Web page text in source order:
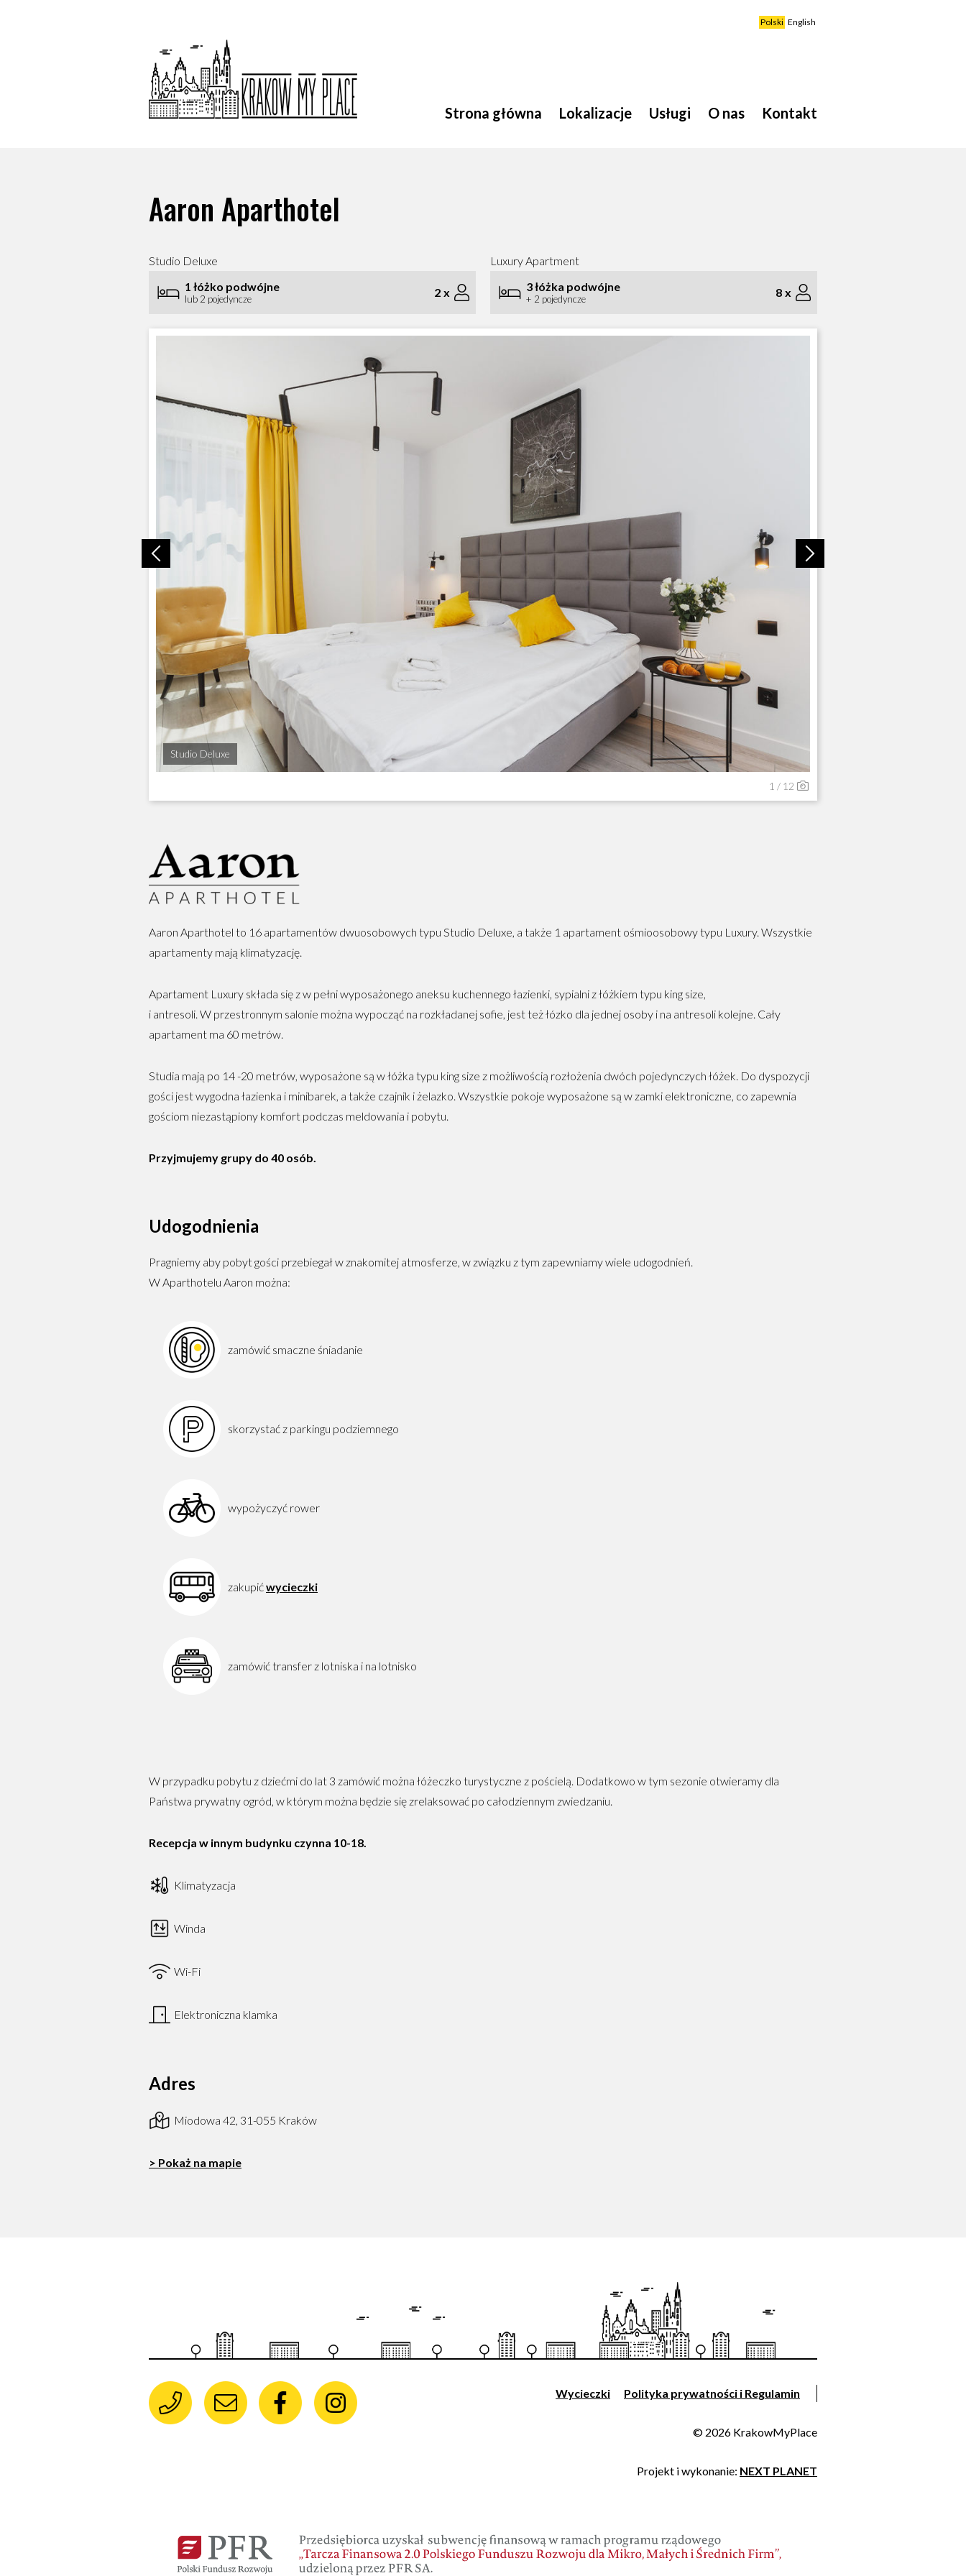
Polski English
Strona główna Lokalizacje Usługi O nas Kontakt
Aaron Aparthotel
Studio Deluxe
1 łóżko podwójne
lub 2 pojedyncze x
2
Luxury Apartment
3 łóżka podwójne
+ 2 pojedyncze x
8
Studio Deluxe
1 / 12
Aaron Aparthotel to 16 apartamentów dwuosobowych typu Studio Deluxe, a także 1 apartament ośmioosobowy typu Luxury. Wszystkie
apartamenty mają klimatyzację.
Apartament Luxury składa się z w pełni wyposażonego aneksu kuchennego łazienki, sypialni z łóżkiem typu king size,
i antresoli. W przestronnym salonie można wypocząć na rozkładanej sofie, jest też łózko dla jednej osoby i na antresoli kolejne. Cały
apartament ma 60 metrów.
Studia mają po 14 -20 metrów, wyposażone są w łóżka typu king size z możliwością rozłożenia dwóch pojedynczych łóżek. Do dyspozycji
gości jest wygodna łazienka i minibarek, a także czajnik i żelazko. Wszystkie pokoje wyposażone są w zamki elektroniczne, co zapewnia
gościom niezastąpiony komfort podczas meldowania i pobytu.
Przyjmujemy grupy do 40 osób.
Udogodnienia
Pragniemy aby pobyt gości przebiegał w znakomitej atmosferze, w związku z tym zapewniamy wiele udogodnień.
W Aparthotelu Aaron można:
zamówić smaczne śniadanie
skorzystać z parkingu podziemnego
wypożyczyć rower
zakupićwycieczki
zamówić transfer z lotniska i na lotnisko
W przypadku pobytu z dziećmi do lat 3 zamówić można łóżeczko turystyczne z pościelą. Dodatkowo w tym sezonie otwieramy dla
Państwa prywatny ogród, w którym można będzie się zrelaksować po całodziennym zwiedzaniu.
Recepcja w innym budynku czynna 10-18.
Klimatyzacja
Winda
Wi-Fi
Elektroniczna klamka
Adres
Miodowa 42, 31-055 Kraków
> Pokaż na mapie
Wycieczki Polityka prywatności i Regulamin
© 2026 KrakowMyPlace
Projekt i wykonanie: NEXT PLANET